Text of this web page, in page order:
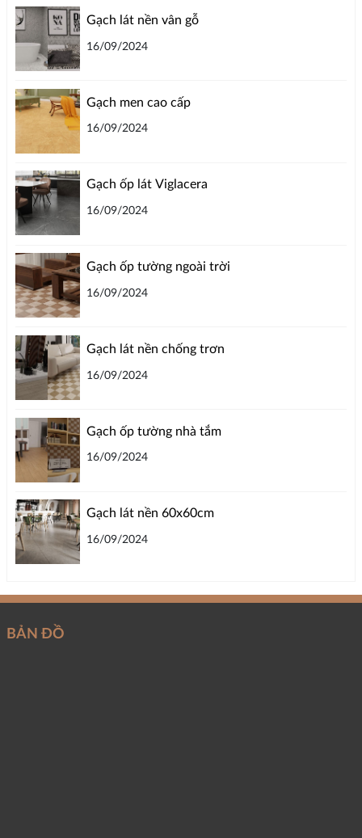
Gạch lát nền vân gỗ
16/09/2024
Gạch men cao cấp
16/09/2024
Gạch ốp lát Viglacera
16/09/2024
Gạch ốp tường ngoài trời
16/09/2024
Gạch lát nền chống trơn
16/09/2024
Gạch ốp tường nhà tắm
16/09/2024
Gạch lát nền 60x60cm
16/09/2024
BẢN ĐỒ